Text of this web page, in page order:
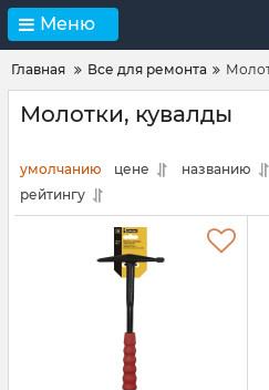
Меню
Главная Все для ремонта
Молотки, кувалды
умолчанию цене
названию
рейтингу